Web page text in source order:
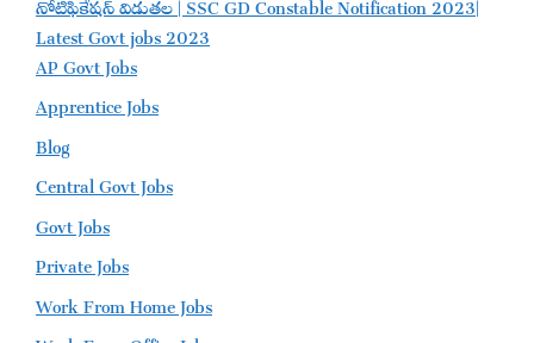
Latest Govt jobs 2023
AP Govt Jobs
Apprentice Jobs
Blog
Central Govt Jobs
Govt Jobs
Private Jobs
Work From Home Jobs